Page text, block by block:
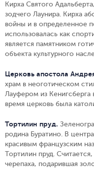
Кирха Святого
зодчего Лаунира. Кирха
войны и в определенное
использовалась как
является памятником
объекта культурного
Церковь апостола
храм в неоготическом
Лауфером из
время церковь была
Тортилин пруд.
родина Буратино. В
красивым французским
Тортилин пруд.
черепаха, подарившая